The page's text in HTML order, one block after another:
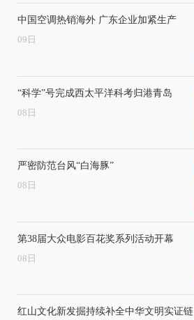
中国空调热销海外 广东企业加紧生产
09 日
“科学”号完成西太平洋科考归港青岛
08 日
严密防范台风“白海豚”
08 日
第38届大众电影百花奖系列活动开幕
08 日
红山文化新发掘持续补全中华文明实证链